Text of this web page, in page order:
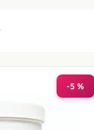
-5 %